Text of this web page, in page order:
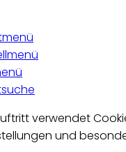
verwendet
und